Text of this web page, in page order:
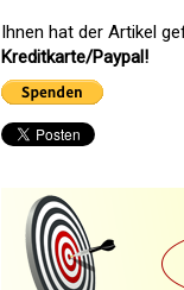
Ihnen hat der Artikel
Kreditkarte/Paypal!